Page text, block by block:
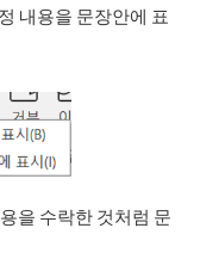
내용을 문장안에 표
을 수락한 것처럼 문